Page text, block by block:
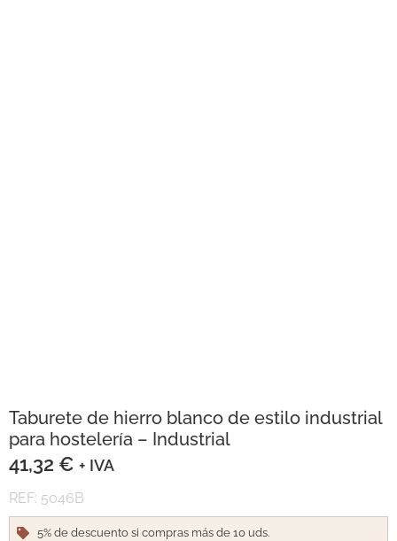
Taburete de hierro blanco de estilo industrial
para hostelería – Industrial
41,32 € + IVA
REF: 5046B
5% de descuento si compras más de 10 uds.